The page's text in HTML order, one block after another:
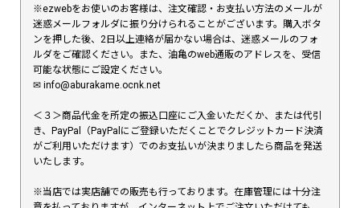
※ezwebをお使いのお客様は、注文確認・お支払い方法のメールが
迷惑メールフォルダに振り分けられることがございます。購入ボタ
ンを押した後、2日以上連絡が届かない場合は、迷惑メールのフォ
ルダをご確認ください。また、油亀のweb通販のアドレスを、受信
可能な状態にご設定ください。
✉︎ info@aburakame.ocnk.net
＜３＞商品代金を所定の振込口座にご入金いただくか、または代引
き、PayPal（PayPalにご登録いただくことでクレジットカード決済
がご利用いただけます）でのお支払いが決まりましたら商品を発送
いたします。
※当店では実店舗での販売も行っております。在庫管理には十分注